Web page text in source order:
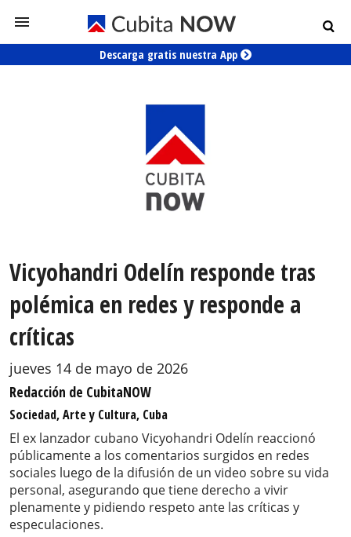
Descarga gratis nuestra App
Vicyohandri Odelín responde tras
polémica en redes y responde a
críticas
jueves 14 de mayo de 2026
Redacción de CubitaNOW
Sociedad, Arte y Cultura, Cuba
El ex lanzador cubano Vicyohandri Odelín reaccionó
públicamente a los comentarios surgidos en redes
sociales luego de la difusión de un video sobre su vida
personal, asegurando que tiene derecho a vivir
plenamente y pidiendo respeto ante las críticas y
especulaciones.